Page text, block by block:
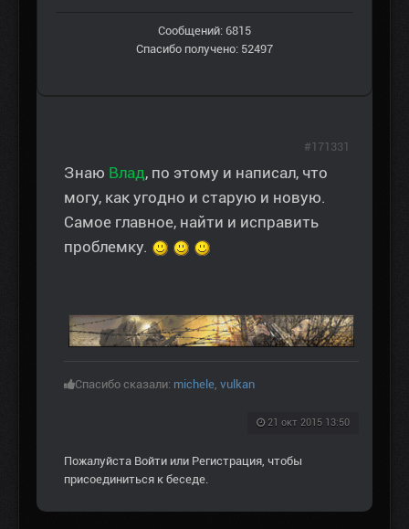
Сообщений: 6815
Спасибо получено: 52497
Знаю Влад, по этому и написал, что
могу, как угодно и старую и новую.
Самое главное, найти и исправить
проблемку.
Спасибо сказали: michele vulkan
21 окт 2015 13:50
#171331
Пожалуйста Войти или Регистрация , чтобы
присоединиться к беседе.